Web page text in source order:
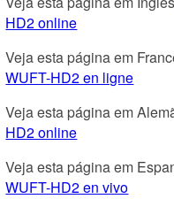
HD2 online
Veja esta página em
WUFT-HD2 en ligne
Veja esta página em
HD2 online
Veja esta página em
WUFT-HD2 en vivo